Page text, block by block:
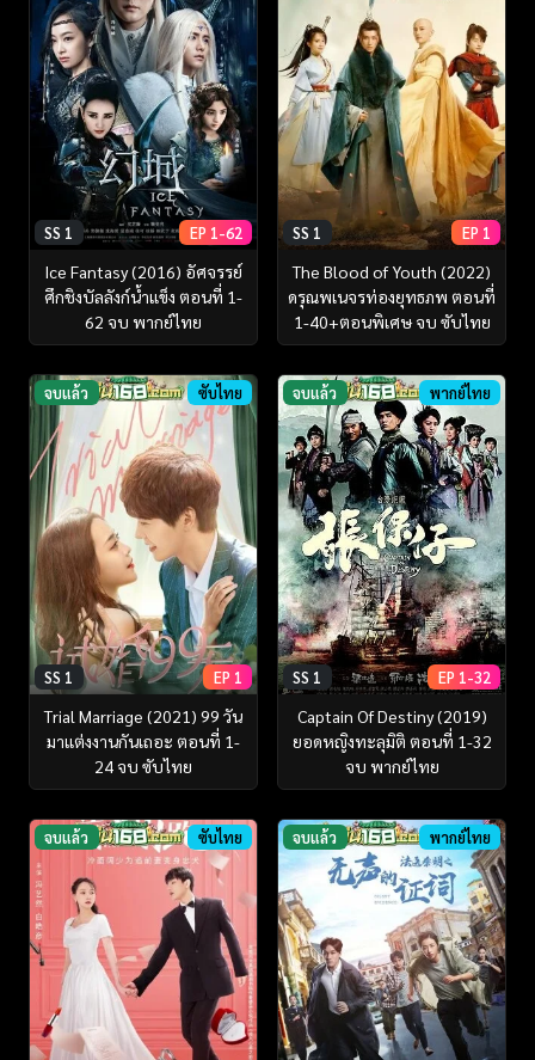
SS 1 EP 1-62
Ice Fantasy (2016) อัศจรรย์
ศึกชิงบัลลังก์น้ำแข็ง ตอนที่ 1-
62 จบ พากย์ไทย
SS 1 EP 1
The Blood of Youth (2022)
ดรุณพเนจรท่องยุทธภพ ตอนที่
1-40+ตอนพิเศษ จบ ซับไทย
จบแล้ว ซับไทย
SS 1 EP 1
Trial Marriage (2021) 99 วัน
มาแต่งงานกันเถอะ ตอนที่ 1-
24 จบ ซับไทย
จบแล้ว พากย์ไทย
SS 1 EP 1-32
Captain Of Destiny (2019)
ยอดหญิงทะลุมิติ ตอนที่ 1-32
จบ พากย์ไทย
จบแล้ว ซับไทย จบแล้ว พากย์ไทย